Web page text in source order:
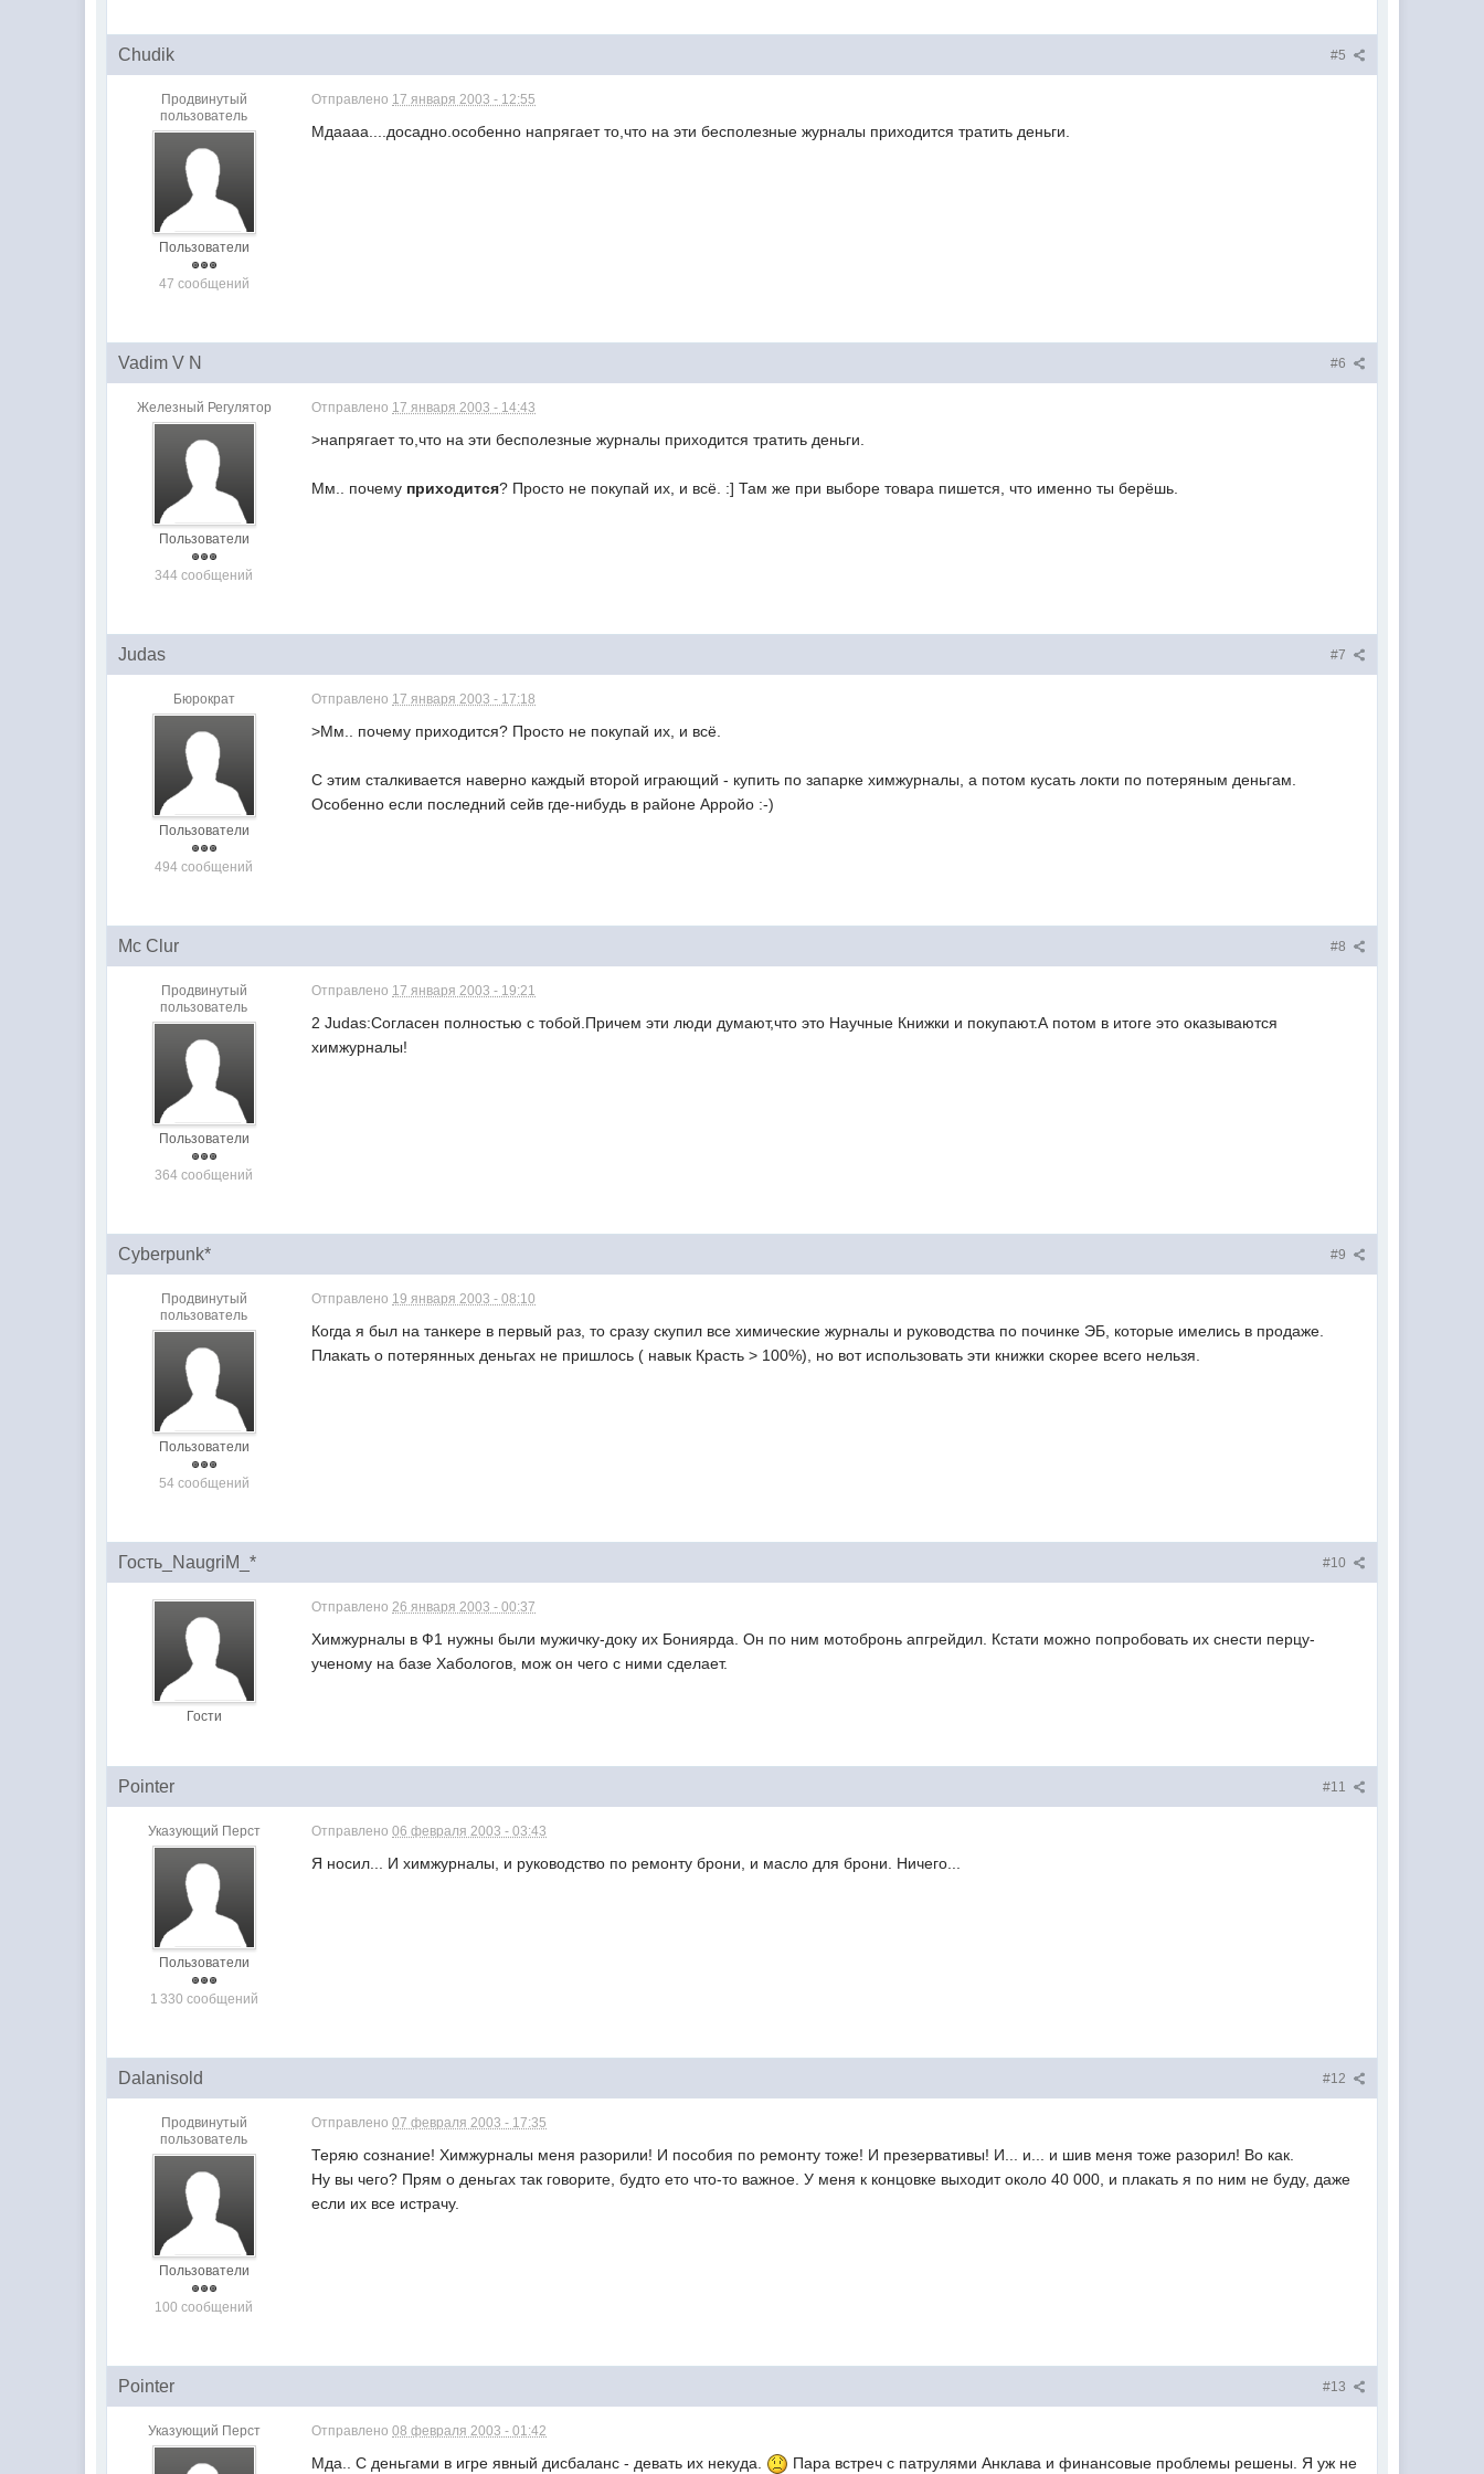
#5
Chudik
Продвинутый
пользователь
Пользователи
47 сообщений
Отправлено 17 января 2003 - 12:55
Мдаааа....досадно.особенно напрягает то,что на эти бесполезные журналы приходится тратить деньги.
#6
Vadim V N
Железный Регулятор
Пользователи
344 сообщений
Отправлено 17 января 2003 - 14:43
>напрягает то,что на эти бесполезные журналы приходится тратить деньги.
Мм.. почему приходится? Просто не покупай их, и всё. :] Там же при выборе товара пишется, что именно ты берёшь.
#7
Judas
Бюрократ
Пользователи
494 сообщений
Отправлено 17 января 2003 - 17:18
>Мм.. почему приходится? Просто не покупай их, и всё.
С этим сталкивается наверно каждый второй играющий - купить по запарке химжурналы, а потом кусать локти по потеряным деньгам.
Особенно если последний сейв где-нибудь в районе Арройо :-)
#8
Mc Clur
Продвинутый
пользователь
Пользователи
364 сообщений
Отправлено 17 января 2003 - 19:21
2 Judas:Согласен полностью с тобой.Причем эти люди думают,что это Научные Книжки и покупают.А потом в итоге это оказываются
химжурналы!
#9
Cyberpunk*
Продвинутый
пользователь
Пользователи
54 сообщений
Отправлено 19 января 2003 - 08:10
Когда я был на танкере в первый раз, то сразу скупил все химические журналы и руководства по починке ЭБ, которые имелись в продаже.
Плакать о потерянных деньгах не пришлось ( навык Красть > 100%), но вот использовать эти книжки скорее всего нельзя.
#10
Гость_NaugriM_*
Гости
Отправлено26 января 2003 - 00:37
Химжурналы в Ф1 нужны были мужичку-доку их Бониярда. Он по ним мотобронь апгрейдил. Кстати можно попробовать их снести перцу-
ученому на базе Хабологов, мож он чего с ними сделает.
#11
Pointer
Указующий Перст
Пользователи
1 330 сообщений
Отправлено06 февраля 2003 - 03:43
Я носил... И химжурналы, и руководство по ремонту брони, и масло для брони. Ничего...
#12
Dalanisold
Продвинутый
пользователь
Пользователи
100 сообщений
Отправлено07 февраля 2003 - 17:35
Теряю сознание! Химжурналы меня разорили! И пособия по ремонту тоже! И презервативы! И... и... и шив меня тоже разорил! Во как.
Ну вы чего? Прям о деньгах так говорите, будто ето что-то важное. У меня к концовке выходит около 40 000, и плакать я по ним не буду, даже
если их все истрачу.
#13
Pointer
Указующий Перст Отправлено08 февраля 2003 - 01:42
Мда.. С деньгами в игре явный дисбаланс - девать их некуда. Пара встреч с патрулями Анклава и финансовые проблемы решены. Я уж не